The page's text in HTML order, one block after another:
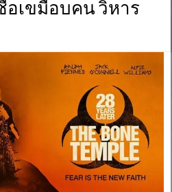
ชื้อเขมือบคน วิหาร